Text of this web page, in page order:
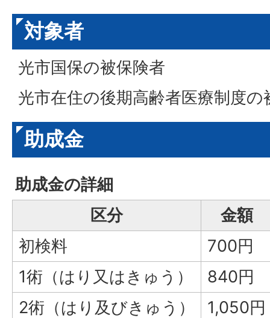
対象者
光市国保の被保険者
光市在住の後期高齢者医療制度の
助成金
助成金の詳細
区分
金額
初検料
700円
1術（はり又はきゅう）
840円
2術（はり及びきゅう）
1,050円